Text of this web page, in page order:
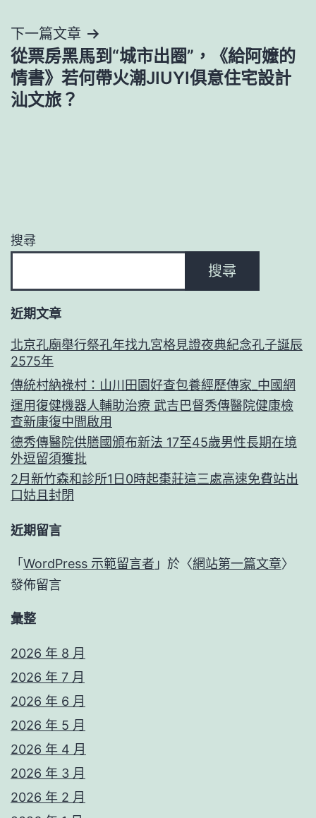
覽
下一篇文章
從票房黑馬到“城市出圈”，《給阿嬤的
情書》若何帶火潮JIUYI俱意住宅設計
汕文旅？
搜尋
搜尋
近期文章
北京孔廟舉行祭孔年找九宮格見證夜典紀念孔子誕辰
2575年
傳統村納祿村：山川田園好查包養經歷傳家_中國網
運用復健機器人輔助治療 武吉巴督秀傳醫院健康檢
查新康復中間啟用
德秀傳醫院供膳國頒布新法 17至45歲男性長期在境
外逗留須獲批
2月新竹森和診所1日0時起棗莊這三處高速免費站出
口姑且封閉
近期留言
「 WordPress 示範留言者 」於〈網站第一篇文章〉
發佈留言
彙整
2026 年 8 月
2026 年 7 月
2026 年 6 月
2026 年 5 月
2026 年 4 月
2026 年 3 月
2026 年 2 月